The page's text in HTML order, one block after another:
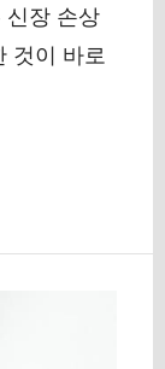
신장 손상
것이 바로